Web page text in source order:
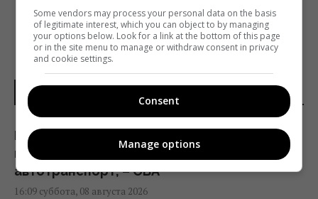
НОВОСТИ УКРАИНЫ
На Херсонщине россиянам приказали
начать "свободную охоту" на
автотранспорт, – ОВА
16:09 суббота, 08 августа 2026
Some vendors may process your personal data on the basis
of legitimate interest, which you can object to by managing
your options below. Look for a link at the bottom of this page
or in the site menu to manage or withdraw consent in privacy
and cookie settings.
Consent
Manage options